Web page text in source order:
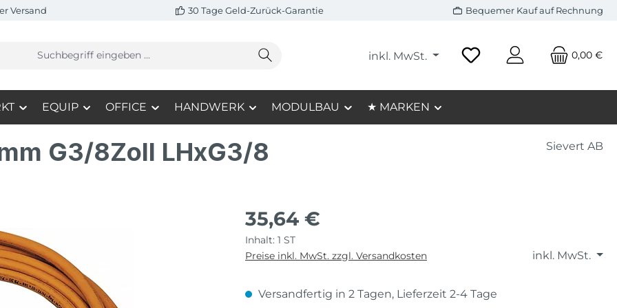
Versand 30 Tage Geld-Zurück-Garantie Bequemer Kauf auf Rechnung
inkl. MwSt. 0,00 €
EQUIP OFFICE HANDWERK MODULBAU ★ MARKEN
G3/8Zoll LHxG3/8 Sievert AB
35,64 €
Inhalt: 1 ST
inkl. MwSt.
Preise inkl. MwSt. zzgl. Versandkosten
Versandfertig in 2 Tagen, Lieferzeit 2-4 Tage